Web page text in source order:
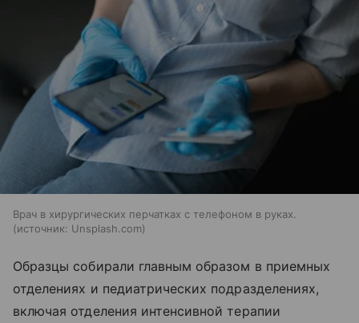
Врач в хирургических перчатках с телефоном в руках.
источник: Unsplash.com
Образцы собирали главным образом в приемных
отделениях и педиатрических подразделениях,
включая отделения интенсивной терапии